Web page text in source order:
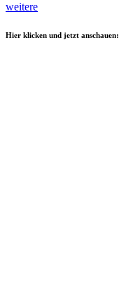
weitere
Hier klicken und jetzt anschauen: